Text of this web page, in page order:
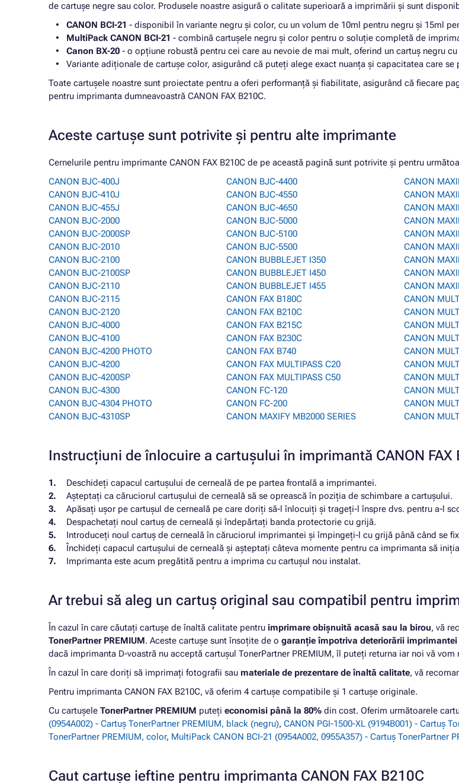
de cartușe negre sau color. Produsele noastre asigură o calitate superioară a imprimării și sunt
CANON BCI-21 - disponibil în variante negru și color, cu un volum de 10ml pentru negru și 15ml
MultiPack CANON BCI-21 - combină cartușele negru și color pentru o soluție completă de
Canon BX-20 - o opțiune robustă pentru cei care au nevoie de mai mult, oferind un cartuș negru
Variante adiționale de cartușe color, asigurând că puteți alege exact nuanța și capacitatea care
Toate cartușele noastre sunt proiectate pentru a oferi performanță și fiabilitate, asigurând că fiecare
pentru imprimanta dumneavoastră CANON FAX B210C.
Aceste cartușe sunt potrivite și pentru alte imprimante
Cernelurile pentru imprimante CANON FAX B210C de pe această pagină sunt potrivite și pentru
CANON BJC-400J
CANON BJC-410J
CANON BJC-455J
CANON BJC-2000
CANON BJC-2000SP
CANON BJC-2010
CANON BJC-2100
CANON BJC-2100SP
CANON BJC-2110
CANON BJC-2115
CANON BJC-2120
CANON BJC-4000
CANON BJC-4100
CANON BJC-4200 PHOTO
CANON BJC-4200
CANON BJC-4200SP
CANON BJC-4300
CANON BJC-4304 PHOTO
CANON BJC-4310SP
CANON BJC-4400
CANON BJC-4550
CANON BJC-4650
CANON BJC-5000
CANON BJC-5100
CANON BJC-5500
CANON BUBBLEJET I350
CANON BUBBLEJET I450
CANON BUBBLEJET I455
CANON FAX B180C
CANON FAX B210C
CANON FAX B215C
CANON FAX B230C
CANON FAX B740
CANON FAX MULTIPASS C20
CANON FAX MULTIPASS C50
CANON FC-120
CANON FC-200
CANON MAXIFY MB2000 SERIES
CANON
CANON
CANON
CANON
CANON
CANON
CANON
CANON
CANON
CANON
CANON
CANON
CANON
CANON
CANON
CANON
CANON
CANON
CANON
Instrucțiuni de înlocuire a cartușului în imprimantă CANON FAX
Deschideți capacul cartușului de cerneală de pe partea frontală a imprimantei.
Așteptați ca căruciorul cartușului de cerneală să se oprească în poziția de schimbare a cartușului.
Apăsați ușor pe cartușul de cerneală pe care doriți să-l înlocuiți și trageți-l înspre dvs. pentru a-l
Despachetați noul cartuș de cerneală și îndepărtați banda protectorie cu grijă.
Introduceți noul cartuș de cerneală în căruciorul imprimantei și împingeți-l cu grijă până când se
Închideți capacul cartușului de cerneală și așteptați câteva momente pentru ca imprimanta să
Imprimanta este acum pregătită pentru a imprima cu cartușul nou instalat.
Ar trebui să aleg un cartuș original sau compatibil pentru
În cazul în care căutați cartușe de înaltă calitate pentru imprimare obișnuită acasă sau la birou, vă
TonerPartner PREMIUM. Aceste cartușe sunt însoțite de o garanție împotriva deteriorării imprimantei
dacă imprimanta D-voastră nu acceptă cartușul TonerPartner PREMIUM, îl puteți returna iar noi vă vom
În cazul în care doriți să imprimați fotografii sau materiale de prezentare de înaltă calitate, vă
Pentru imprimanta CANON FAX B210C, vă oferim 4 cartușe compatibile și 1 cartușe originale.
Cu cartușele TonerPartner PREMIUM puteți economisi până la 80% din cost. Oferim următoarele
(0954A002) - Cartuș TonerPartner PREMIUM, black (negru), CANON PGI-1500-XL (9194B001) - Cartuș
TonerPartner PREMIUM, color, MultiPack CANON BCI-21 (0954A002, 0955A357) - Cartuș TonerPartner
Caut cartușe ieftine pentru imprimanta CANON FAX B210C